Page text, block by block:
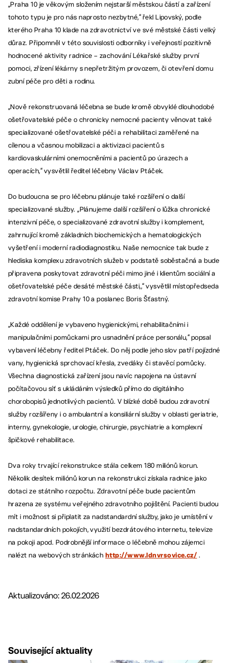
„Praha 10 je věkovým složením nejstarší městskou částí a zařízení
tohoto typu je pro nás naprosto nezbytné,“ řekl Lipovský, podle
kterého Praha 10 klade na zdravotnictví ve své městské části velký
důraz. Připomněl v této souvislosti odborníky i veřejností pozitivně
hodnocené aktivity radnice – zachování Lékařské služby první
pomoci, zřízení lékárny s nepřetržitým provozem, či otevření domu
zubní péče pro děti a rodinu.
„Nově rekonstruovaná léčebna se bude kromě obvyklé dlouhodobé
ošetřovatelské péče o chronicky nemocné pacienty věnovat také
specializované ošetřovatelské péči a rehabilitaci zaměřené na
cílenou a včasnou mobilizaci a aktivizaci pacientů s
kardiovaskulárními onemocněními a pacientů po úrazech a
operacích,“ vysvětlil ředitel léčebny Václav Ptáček.
Do budoucna se pro léčebnu plánuje také rozšíření o další
specializované služby. „Plánujeme další rozšíření o lůžka chronické
intenzivní péče, o specializované zdravotní služby i komplement,
zahrnující kromě základních biochemických a hematologických
vyšetření i moderní radiodiagnostiku. Naše nemocnice tak bude z
hlediska komplexu zdravotních služeb v podstatě soběstačná a bude
připravena poskytovat zdravotní péči mimo jiné i klientům sociální a
ošetřovatelské péče desáté městské části,,“ vysvětlil místopředseda
zdravotní komise Prahy 10 a poslanec Boris Šťastný.
„Každé oddělení je vybaveno hygienickými, rehabilitačními i
manipulačními pomůckami pro usnadnění práce personálu,“ popsal
vybavení léčebny ředitel Ptáček. Do něj podle jeho slov patří pojízdné
vany, hygienická sprchovací křesla, zvedáky či stavěcí pomůcky.
Všechna diagnostická zařízení jsou navíc napojena na ústavní
počítačovou síť s ukládáním výsledků přímo do digitálního
chorobopisů jednotlivých pacientů. V blízké době budou zdravotní
služby rozšířeny i o ambulantní a konsiliární služby v oblasti geriatrie,
interny, gynekologie, urologie, chirurgie, psychiatrie a komplexní
špičkové rehabilitace.
Dva roky trvající rekonstrukce stála celkem 180 miliónů korun.
Několik desítek miliónů korun na rekonstrukci získala radnice jako
dotaci ze státního rozpočtu. Zdravotní péče bude pacientům
hrazena ze systému veřejného zdravotního pojištění. Pacienti budou
mít i možnost si připlatit za nadstandardní služby, jako je umístění v
nadstandardních pokojích, využití bezdrátového internetu, televize
na pokoji apod. Podrobnější informace o léčebně mohou zájemci
nalézt na webových stránkách http://www.ldnvrsovice.cz/ .
Aktualizováno: 26.02.2026
Související aktuality